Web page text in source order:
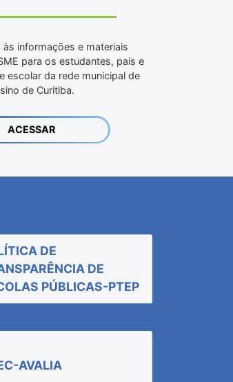
às informações e materiais
para os estudantes, pais e
escolar da rede municipal de
de Curitiba.
ACESSAR
DE
DE
PÚBLICAS-PTEP
AVALIA